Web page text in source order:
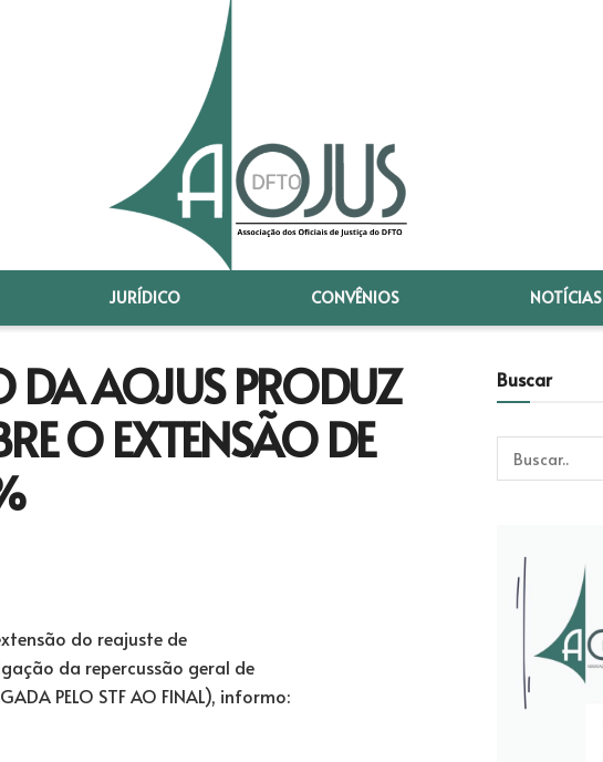
JURÍDICO CONVÊNIOS NOTÍCIAS
DA AOJUS PRODUZ
O EXTENSÃO DE
do reajuste de
da repercussão geral de
PELO STF AO FINAL), informo:
Buscar